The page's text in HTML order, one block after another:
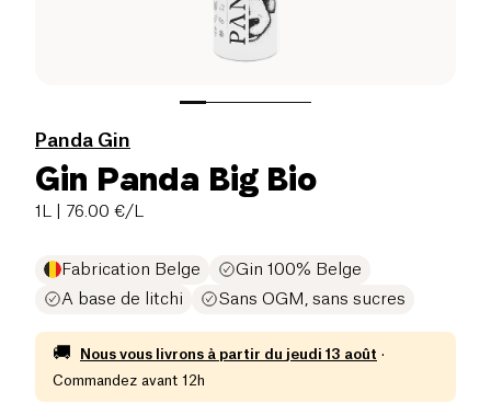
Panda Gin
Gin Panda Big Bio
1L | 76.00 €/L
Fabrication Belge
Gin 100% Belge
A base de litchi
Sans OGM, sans sucres
🚚 Nous vous livrons à partir du jeudi 13 août ·
Commandez avant 12h